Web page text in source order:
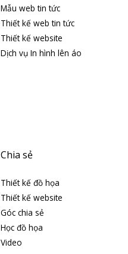
Mẫu web tin tức
Thiết kế web tin tức
Thiết kế website
Dịch vụ In hình lên áo
Chia sẻ
Thiết kế đồ họa
Thiết kế website
Góc chia sẻ
Học đồ họa
Video